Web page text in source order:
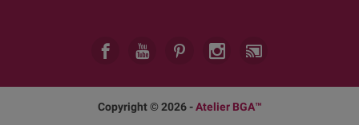
Copyright © 2026 -Atelier BGA™